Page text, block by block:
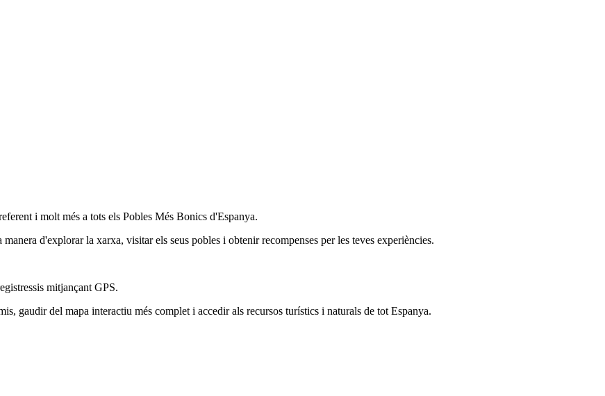
i molt més a tots els Pobles Més Bonics d'Espanya.
d'explorar la xarxa, visitar els seus pobles i obtenir recompenses per les teves experiències.
mitjançant GPS.
gaudir del mapa interactiu més complet i accedir als recursos turístics i naturals de tot Espanya.